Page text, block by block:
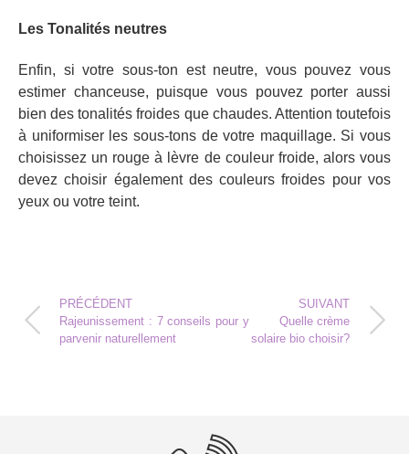
Les Tonalités neutres
Enfin, si votre sous-ton est neutre, vous pouvez vous
estimer chanceuse, puisque vous pouvez porter aussi
bien des tonalités froides que chaudes. Attention toutefois
à uniformiser les sous-tons de votre maquillage. Si vous
choisissez un rouge à lèvre de couleur froide, alors vous
devez choisir également des couleurs froides pour vos
yeux ou votre teint.
PRÉCÉDENT
Rajeunissement : 7 conseils pour y
parvenir naturellement
SUIVANT
Quelle crème
solaire bio choisir?